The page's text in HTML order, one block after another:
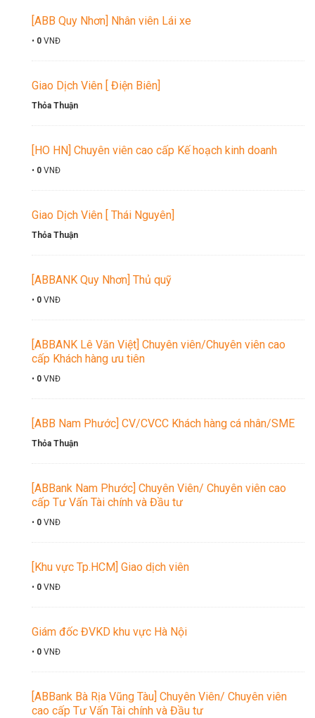
[ABB Quy Nhơn] Nhân viên Lái xe
• 0 VNĐ
Giao Dịch Viên [ Điện Biên]
Thỏa Thuận
[HO HN] Chuyên viên cao cấp Kế hoạch kinh doanh
• 0 VNĐ
Giao Dịch Viên [ Thái Nguyên]
Thỏa Thuận
[ABBANK Quy Nhơn] Thủ quỹ
• 0 VNĐ
[ABBANK Lê Văn Việt] Chuyên viên/Chuyên viên cao
cấp Khách hàng ưu tiên
• 0 VNĐ
[ABB Nam Phước] CV/CVCC Khách hàng cá nhân/SME
Thỏa Thuận
[ABBank Nam Phước] Chuyên Viên/ Chuyên viên cao
cấp Tư Vấn Tài chính và Đầu tư
• 0 VNĐ
[Khu vực Tp.HCM] Giao dịch viên
• 0 VNĐ
Giám đốc ĐVKD khu vực Hà Nội
• 0 VNĐ
[ABBank Bà Rịa Vũng Tàu] Chuyên Viên/ Chuyên viên
cao cấp Tư Vấn Tài chính và Đầu tư